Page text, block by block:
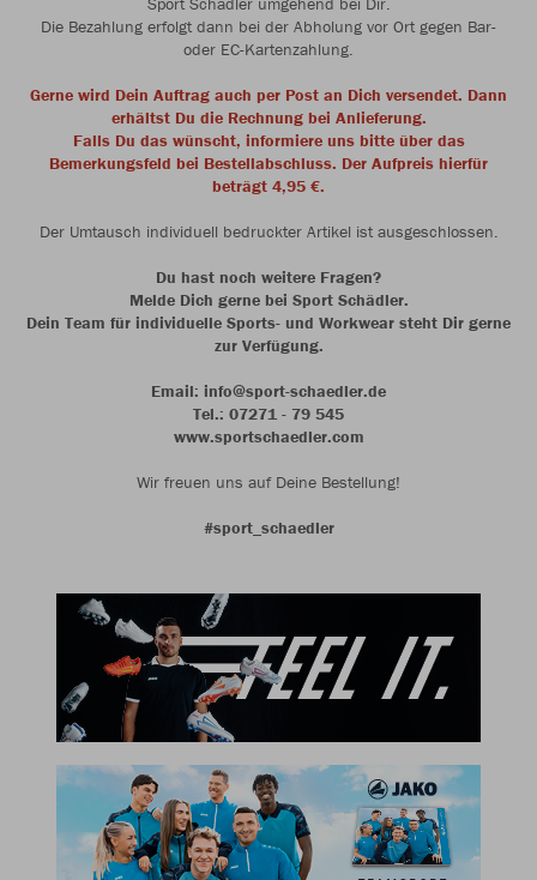
Die Bezahlung erfolgt dann bei der Abholung vor Ort gegen Bar-
oder EC-Kartenzahlung.
Gerne wird Dein Auftrag auch per Post an Dich versendet. Dann
erhältst Du die Rechnung bei Anlieferung.
Falls Du das wünscht, informiere uns bitte über das
Bemerkungsfeld bei Bestellabschluss. Der Aufpreis hierfür
beträgt 4,95 €.
Der Umtausch individuell bedruckter Artikel ist ausgeschlossen.
Du hast noch weitere Fragen?
Melde Dich gerne bei Sport Schädler.
Dein Team für individuelle Sports- und Workwear steht Dir gerne
zur Verfügung.
Email: info@sport-schaedler.de
Tel.: 07271 - 79 545
www.sportschaedler.com
Wir freuen uns auf Deine Bestellung!
#sport_schaedler